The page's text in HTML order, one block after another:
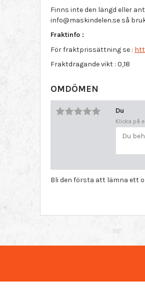
Finns inte den längd eller
info@maskindelen.se så
Fraktinfo :
För fraktprissättning se :
Fraktdragande vikt : 0,18
OMDÖMEN
Du
Klicka på
Bli den första att lämna ett